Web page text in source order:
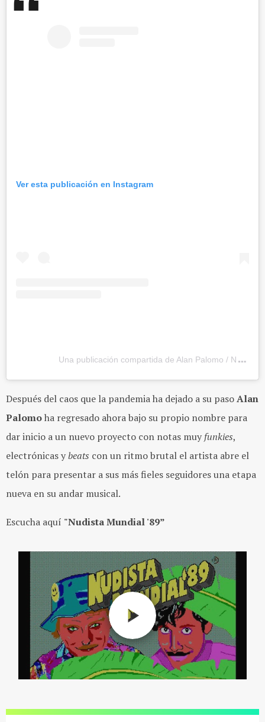
Ver esta publicación en Instagram
Una publicación compartida de Alan Palomo / Neon
Después del caos que la pandemia ha dejado a su pasoAlan
Palomoha regresado ahora bajo su propio nombre para
dar inicio a un nuevo proyecto con notas muy funkies,
electrónicas ybeats con un ritmo brutal el artista abre el
telón para presentar a sus más fieles seguidores una etapa
nueva en su andar musical.
Escucha aquí "Nudista Mundial '89”